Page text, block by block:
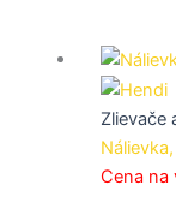
Zlievače
Cena na